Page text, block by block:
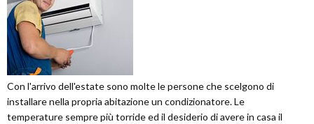
Con l'arrivo dell'estate sono molte le persone che scelgono di
installare nella propria abitazione un condizionatore. Le
temperature sempre più torride ed il desiderio di avere in casa il